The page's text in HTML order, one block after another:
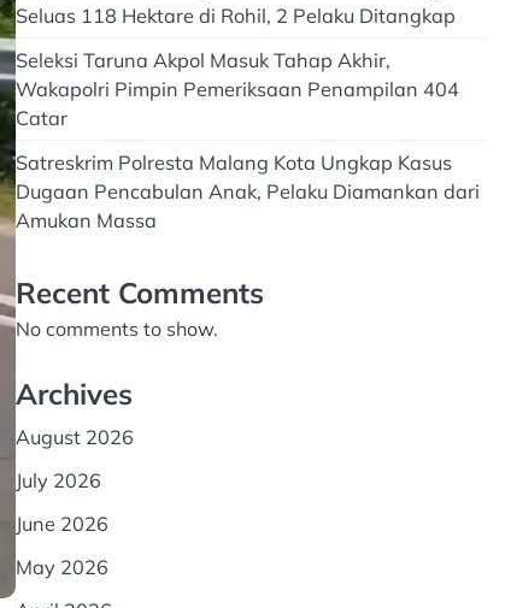
Seluas 118 Hektare di Rohil, 2 Pelaku Ditangkap
Seleksi Taruna Akpol Masuk Tahap Akhir,
Wakapolri Pimpin Pemeriksaan Penampilan 404
Catar
Satreskrim Polresta Malang Kota Ungkap Kasus
Dugaan Pencabulan Anak, Pelaku Diamankan dari
Amukan Massa
Recent Comments
No comments to show.
Archives
August 2026
July 2026
June 2026
May 2026